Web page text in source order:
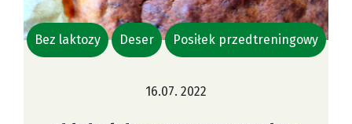
Bez laktozy Deser Posiłek przedtreningowy
16.07. 2022